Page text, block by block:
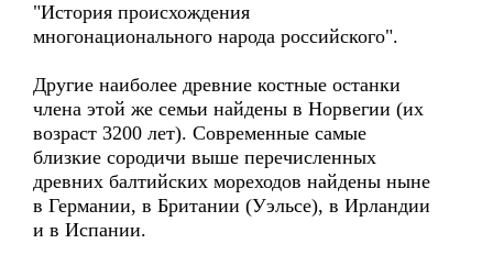
"История происхождения
многонационального народа российского".
Другие наиболее древние костные останки
члена этой же семьи найдены в Норвегии (их
возраст 3200 лет). Современные самые
близкие сородичи выше перечисленных
древних балтийских мореходов найдены ныне
в Германии, в Британии (Уэльсе), в Ирландии
и в Испании.